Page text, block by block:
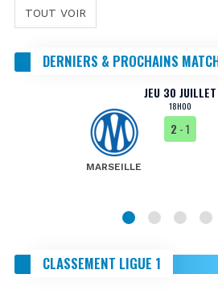
TOUT VOIR
DERNIERS & PROCHAINS
JEU 30 JUILLET
18H00
MARSEILLE
2 - 1
CLASSEMENT LIGUE 1